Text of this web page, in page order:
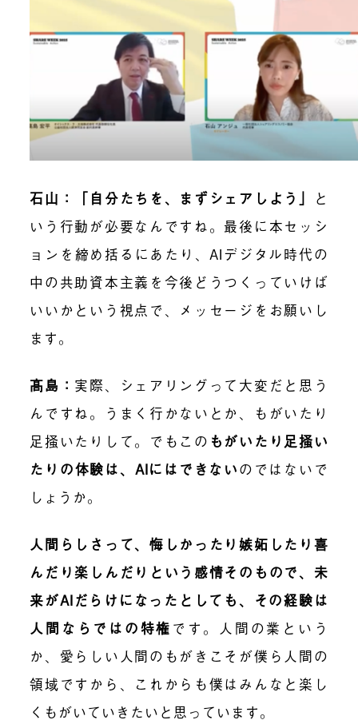
石山：「自分たちを、まずシェアしよう」 と
いう行動が必要なんですね。最後に本セッシ
ョンを締め括るにあたり、AIデジタル時代の
中の共助資本主義を今後どうつくっていけば
いいかという視点で、メッセージをお願いし
ます。
髙島： 実際、シェアリングって大変だと思う
んですね。うまく行かないとか、もがいたり
足掻いたりして。でもこの もがいたり足掻い
たりの体験は、AIにはできないのではないで
しょうか。
人間らしさって、悔しかったり嫉妬したり喜
んだり楽しんだりという感情そのもので、未
来がAIだらけになったとしても、その経験は
人間ならではの特権 です。人間の業という
か、愛らしい人間のもがきこそが僕ら人間の
領域ですから、これからも僕はみんなと楽し
くもがいていきたいと思っています。